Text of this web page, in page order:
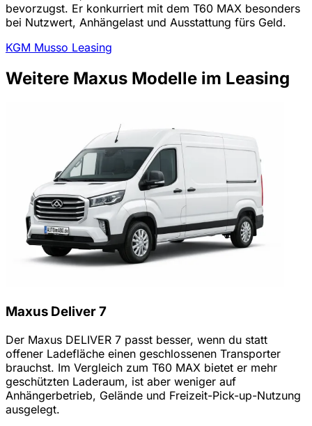
bevorzugst. Er konkurriert mit dem T60 MAX besonders
bei Nutzwert, Anhängelast und Ausstattung fürs Geld.
KGM Musso Leasing
Weitere Maxus Modelle im Leasing
Maxus Deliver 7
Der Maxus DELIVER 7 passt besser, wenn du statt
offener Ladefläche einen geschlossenen Transporter
brauchst. Im Vergleich zum T60 MAX bietet er mehr
geschützten Laderaum, ist aber weniger auf
Anhängerbetrieb, Gelände und Freizeit-Pick-up-Nutzung
ausgelegt.